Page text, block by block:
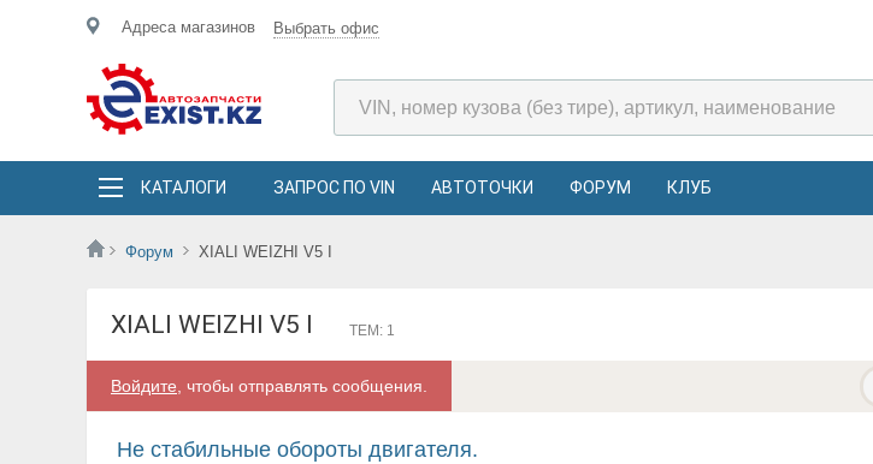
Адреса магазинов Выбрать офис
КАТАЛОГИ ЗАПРОС ПО VIN АВТОТОЧКИ ФОРУМ КЛУБ
Форум XIALI WEIZHI V5 I
XIALI WEIZHI V5 I ТЕМ: 1
Войдите , чтобы отправлять сообщения.
Не стабильные обороты двигателя.